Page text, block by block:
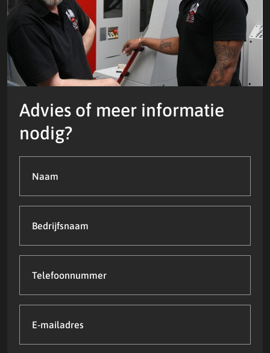
Advies of meer informatie
nodig?
(Vereist)
mailadres